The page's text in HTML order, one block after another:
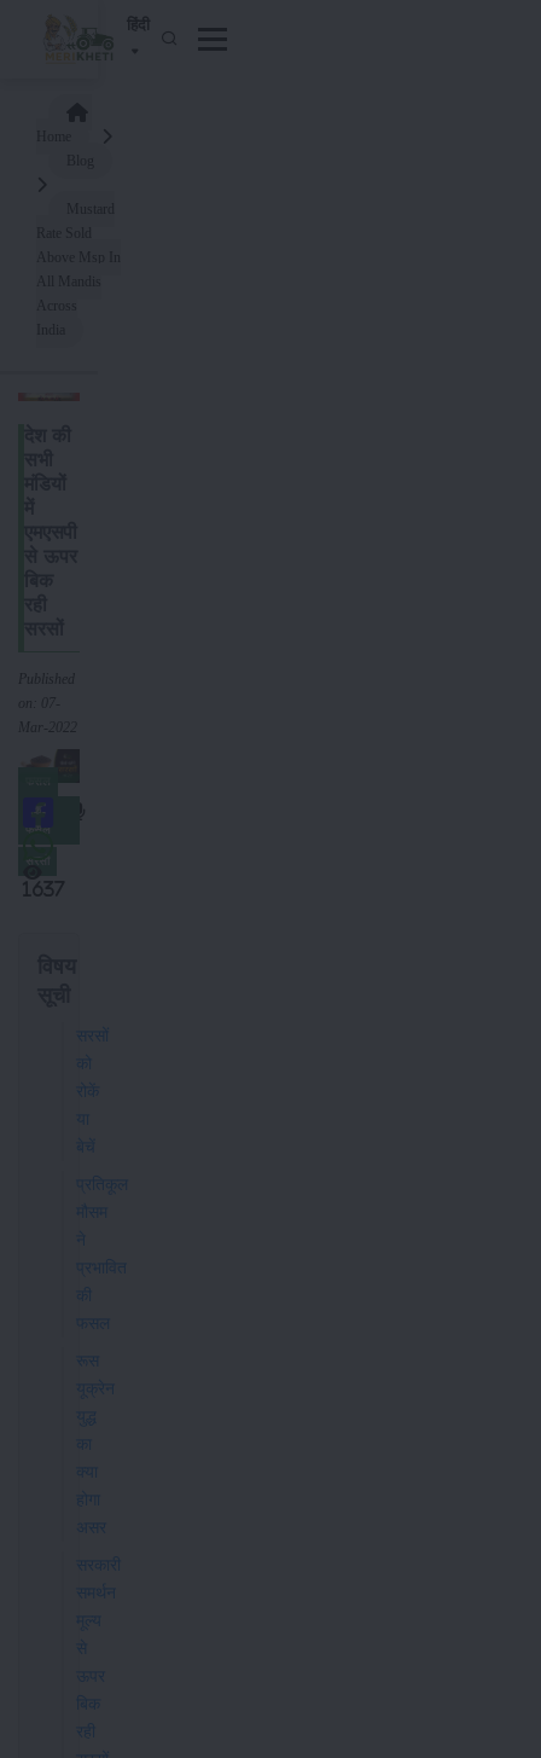
हिंदी
Published
on: 07-
Mar-2022
नकदी
फसल
सरसों
1637
सरसों
को
रोकें
या
बेचें
प्रतिकूल
मौसम
ने
प्रभावित
की
फसल
रूस
यूक्रेन
युद्ध
का
क्या
होगा
असर
सरकारी
समर्थन
मूल्य
से
ऊपर
बिक
रही